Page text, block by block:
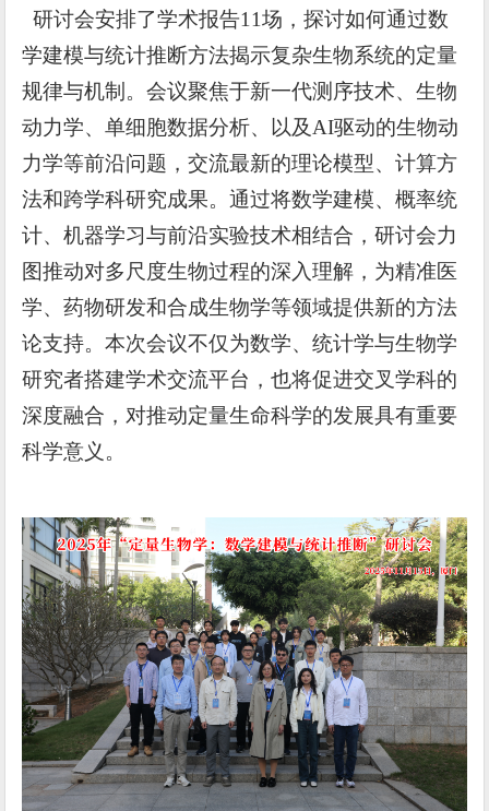
研讨会安排了学术报告11场，探讨如何通过数
学建模与统计推断方法揭示复杂生物系统的定量
规律与机制。会议聚焦于新一代测序技术、生物
动力学、单细胞数据分析、以及AI驱动的生物动
力学等前沿问题，交流最新的理论模型、计算方
法和跨学科研究成果。通过将数学建模、概率统
计、机器学习与前沿实验技术相结合，研讨会力
图推动对多尺度生物过程的深入理解，为精准医
学、药物研发和合成生物学等领域提供新的方法
论支持。本次会议不仅为数学、统计学与生物学
研究者搭建学术交流平台，也将促进交叉学科的
深度融合，对推动定量生命科学的发展具有重要
科学意义。